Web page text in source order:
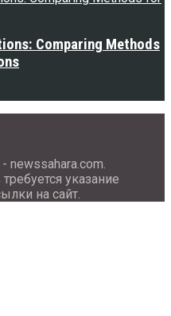
Comparing Methods
указание
на сайт.